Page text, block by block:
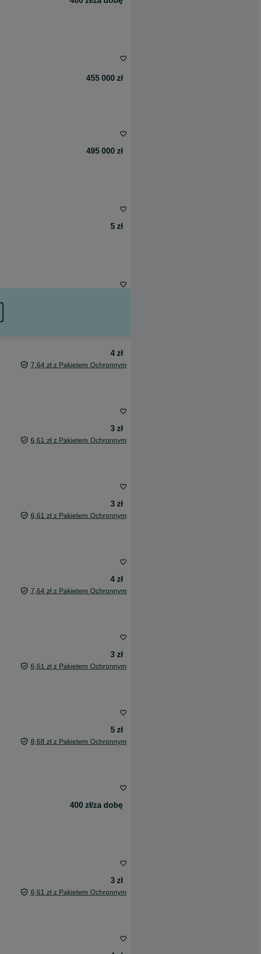
455 000 zł
495 000 zł
5 zł
4 zł
7,64 zł z Pakietem Ochronnym
3 zł
6,61 zł z Pakietem Ochronnym
3 zł
6,61 zł z Pakietem Ochronnym
4 zł
7,64 zł z Pakietem Ochronnym
3 zł
6,61 zł z Pakietem Ochronnym
5 zł
8,68 zł z Pakietem Ochronnym
400 zł/za dobę
3 zł
6,61 zł z Pakietem Ochronnym